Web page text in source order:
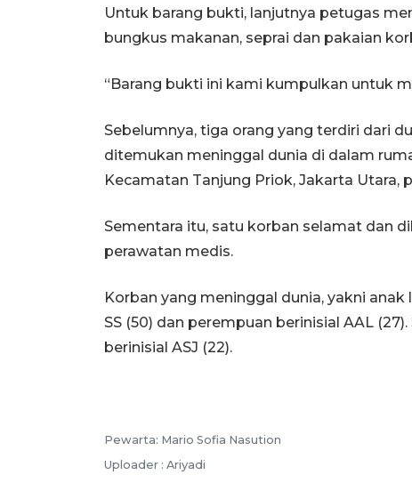
Untuk barang bukti, lanjutnya petugas
bungkus makanan, seprai dan pakaian
“Barang bukti ini kami kumpulkan untuk
Sebelumnya, tiga orang yang terdiri dari
ditemukan meninggal dunia di dalam
Kecamatan Tanjung Priok, Jakarta Utara,
Sementara itu, satu korban selamat dan
perawatan medis.
Korban yang meninggal dunia, yakni anak
SS (50) dan perempuan berinisial AAL
berinisial ASJ (22).
Pewarta: Mario Sofia Nasution
Uploader : Ariyadi